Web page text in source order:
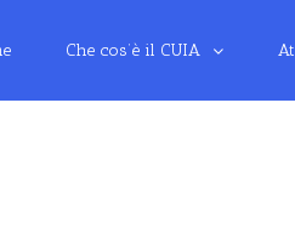
Che cos’è il CUIA